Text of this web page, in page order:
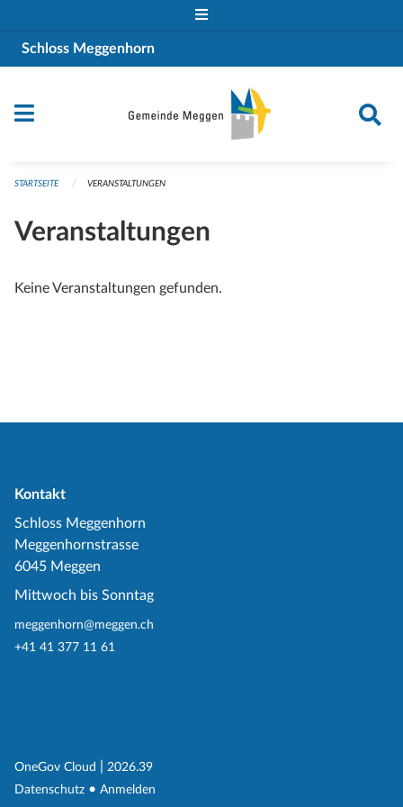
Schloss Meggenhorn
STARTSEITE VERANSTALTUNGEN
Veranstaltungen
Keine Veranstaltungen gefunden.
Kontakt
Schloss Meggenhorn
Meggenhornstrasse
6045 Meggen
Mittwoch bis Sonntag
meggenhorn@meggen.ch
+41 41 377 11 61
OneGov Cloud (External Link)
2026.39
Datenschutz (External Link)
Anmelden